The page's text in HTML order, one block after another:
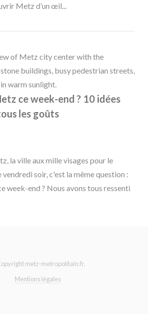
Metz d’un œil...
ce week-end ? 10 idées
les goûts
la ville aux mille visages pour le
soir, c'est la même question :
week-end ? Nous avons tous ressenti
metz-metropolitain.fr.
Mentions légales